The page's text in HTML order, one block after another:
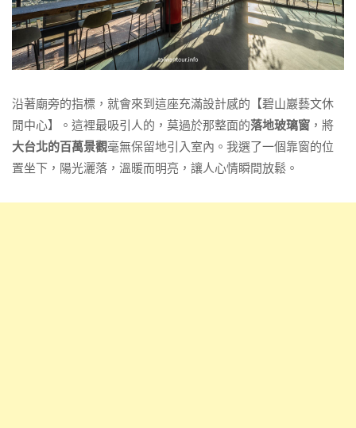
沿著廟旁的指標，就會來到這座充滿設計感的【碧山巖藝文休
閒中心】。這裡最吸引人的，莫過於那整面的落地玻璃窗 ，將
大台北的百萬景觀毫無保留地引入室內。我選了一個靠窗的位
置坐下，陽光灑落，溫暖而明亮，讓人心情瞬間放鬆。